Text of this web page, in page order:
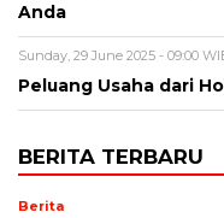
Anda
Sunday, 29 June 2025 - 09:00
Peluang Usaha dari
BERITA TERBARU
Berita